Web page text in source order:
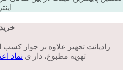
رادیانت تجهیز علاوه بر جواز
تهویه مطبوع، دارای نماد